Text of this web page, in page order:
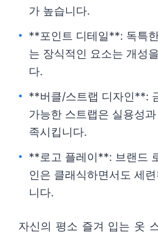
가 높습니다.
**포인트 디테일**: 독특
는 장식적인 요소는 개성
다.
**버클/스트랩 디자인**:
가능한 스트랩은 실용성
족시킵니다.
**로고 플레이**: 브랜드
인은 클래식하면서도 세
니다.
자신의 평소 즐겨 입는 옷